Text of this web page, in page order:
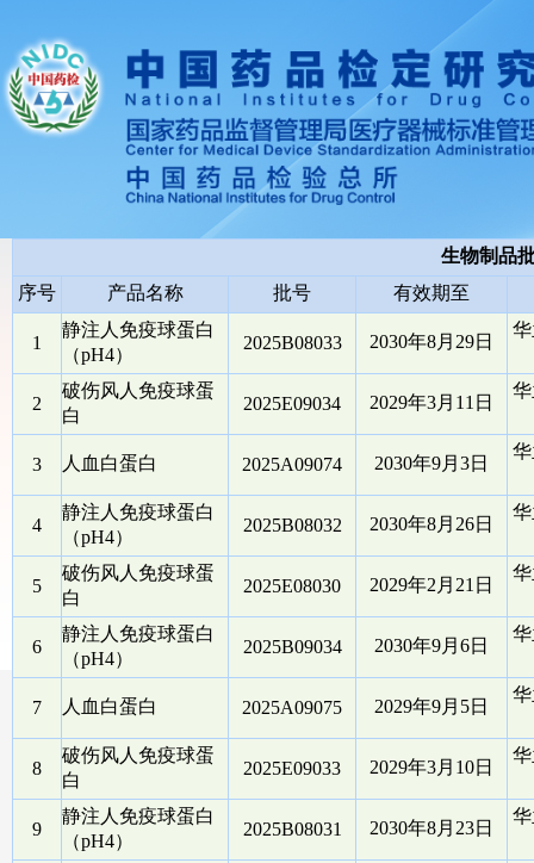
生物制品
序号
产品名称 批号 有效期至
1
静注人免疫球蛋白
（pH4）
2025B08033 2030年8月29日
2
破伤风人免疫球蛋
白
2025E09034 2029年3月11日
3 人血白蛋白 2025A09074 2030年9月3日
4
静注人免疫球蛋白
（pH4）
2025B08032 2030年8月26日
5
破伤风人免疫球蛋
白
2025E08030 2029年2月21日
6
静注人免疫球蛋白
（pH4）
2025B09034 2030年9月6日
7 人血白蛋白 2025A09075 2029年9月5日
8
破伤风人免疫球蛋
白
2025E09033 2029年3月10日
9
静注人免疫球蛋白
（pH4）
2025B08031 2030年8月23日